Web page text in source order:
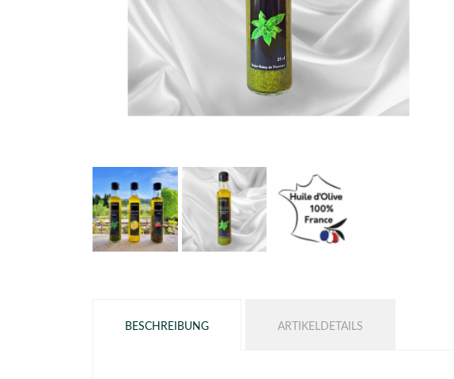
BESCHREIBUNG ARTIKELDETAILS